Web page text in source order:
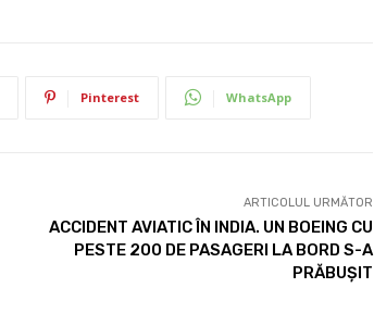
Pinterest WhatsApp
ARTICOLUL URMĂTOR
ACCIDENT AVIATIC ÎN INDIA. UN BOEING CU
PESTE 200 DE PASAGERI LA BORD S-A
PRĂBUȘIT